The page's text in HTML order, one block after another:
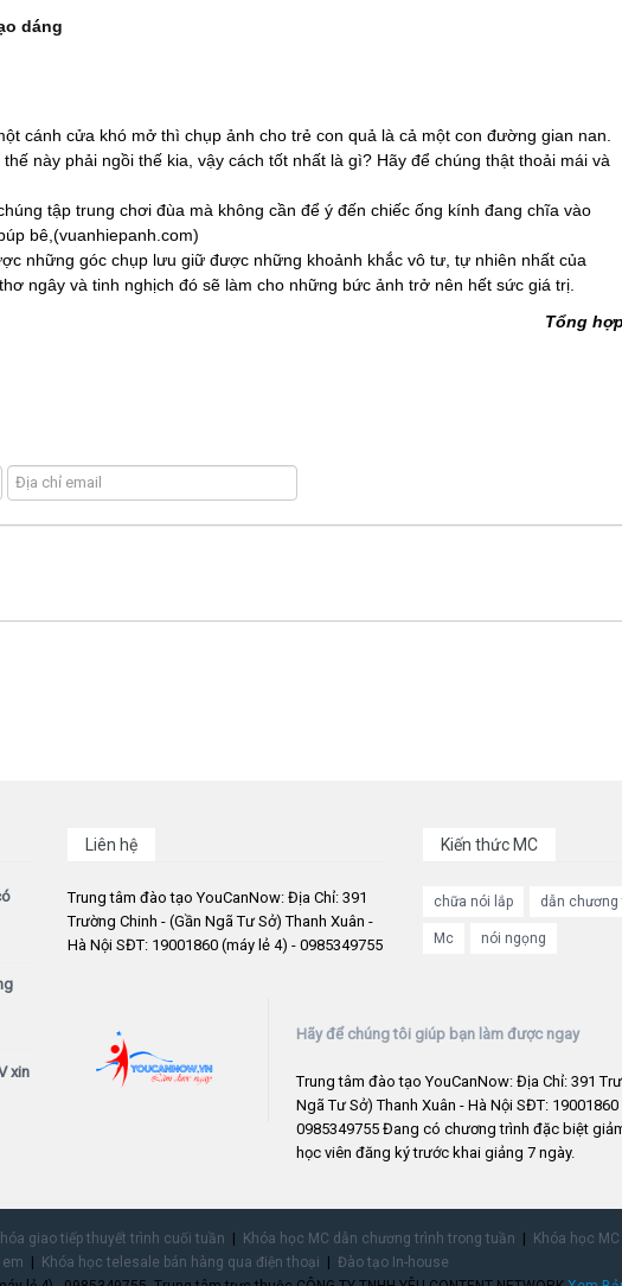
dáng
cánh cửa khó mở thì chụp ảnh cho trẻ con quả là cả một con đường gian nan.
này phải ngồi thế kia, vậy cách tốt nhất là gì? Hãy để chúng thật thoải mái và
tập trung chơi đùa mà không cần để ý đến chiếc ống kính đang chĩa vào
bê,(vuanhiepanh.com)
những góc chụp lưu giữ được những khoảnh khắc vô tư, tự nhiên nhất của
ngây và tinh nghịch đó sẽ làm cho những bức ảnh trở nên hết sức giá trị.
Tổng hợp
xin
Liên hệ
Trung tâm đào tạo YouCanNow: Địa Chỉ: 391
Trường Chinh - (Gần Ngã Tư Sở) Thanh Xuân -
Hà Nội SĐT: 19001860 (máy lẻ 4) - 0985349755
Kiến thức MC
chữa nói lắp dẫn chương
Mc nói ngọng
Hãy để chúng tôi giúp bạn làm được ngay
Trung tâm đào tạo YouCanNow: Địa Chỉ: 391
Ngã Tư Sở) Thanh Xuân - Hà Nội SĐT:
0985349755 Đang có chương trình đặc biệt
học viên đăng ký trước khai giảng 7 ngày.
giao tiếp thuyết trình cuối tuần Khóa học MC dẫn chương trình trong tuần Khóa học
Khóa học telesale bán hàng qua điện thoại
Đào tạo In-house